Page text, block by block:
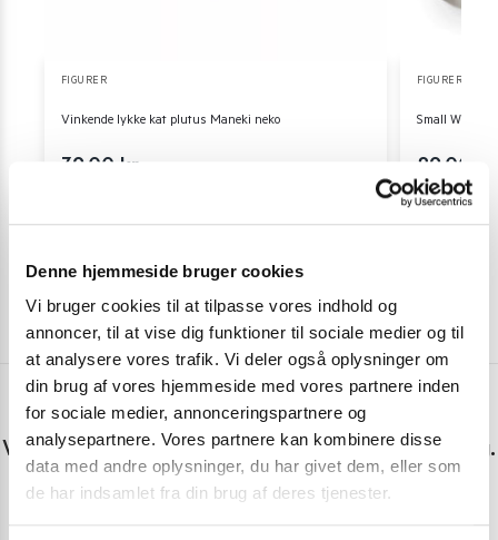
Denne hjemmeside bruger cookies
Vi bruger cookies til at tilpasse vores indhold og
annoncer, til at vise dig funktioner til sociale medier og til
at analysere vores trafik. Vi deler også oplysninger om
din brug af vores hjemmeside med vores partnere inden
for sociale medier, annonceringspartnere og
analysepartnere. Vores partnere kan kombinere disse
data med andre oplysninger, du har givet dem, eller som
de har indsamlet fra din brug af deres tjenester.
FIGURER
Vinkende lykke kat plutus Maneki neko
39,00 kr.
FIGURER
Small White
89,00
Har du spørgsmål eller brug for hjælp?
Vi er lige her. Kundeservice sidder klar til at hjælpe dig.
Personlig rådgivning med et smil